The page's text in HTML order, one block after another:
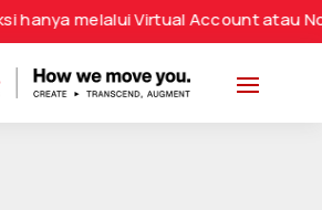
Virtual Account atau Nomor